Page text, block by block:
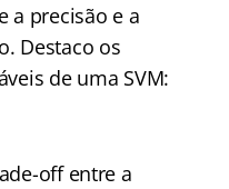
a precisão e a
Destaco os
de uma SVM:
off entre a